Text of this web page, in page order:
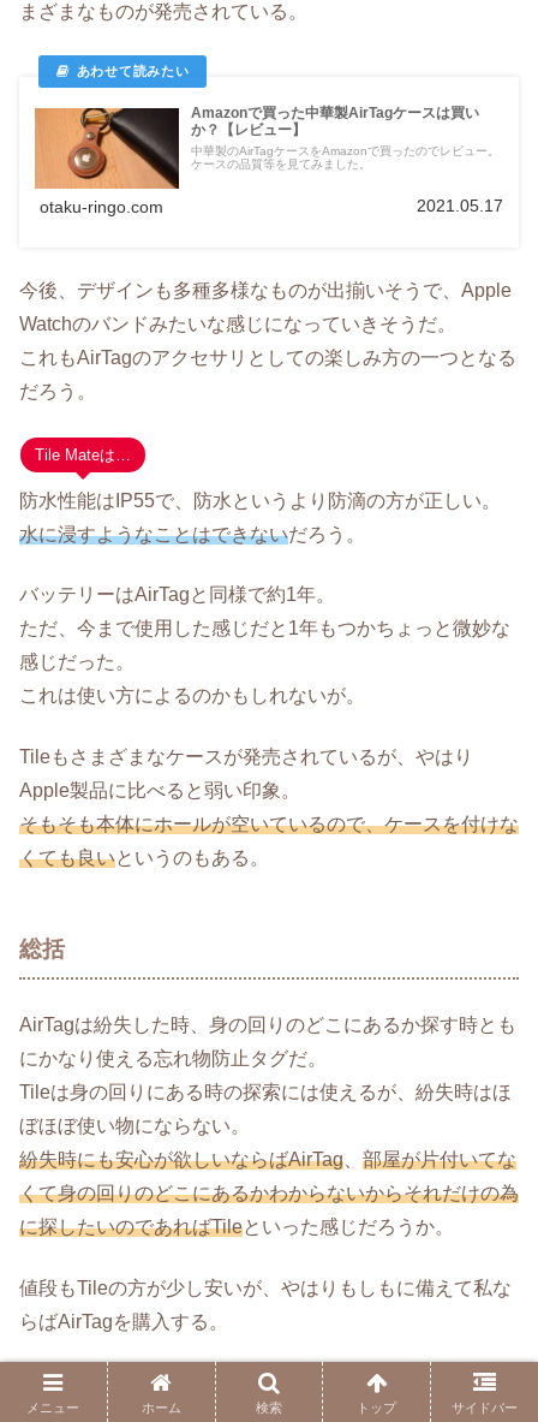
まざまなものが発売されている。
Amazonで買った中華製AirTagケースは買い
か？【レビュー】
中華製のAirTagケースをAmazonで買ったのでレビュー。
ケースの品質等を見てみました。
otaku-ringo.com 2021.05.17
今後、デザインも多種多様なものが出揃いそうで、Apple
Watchのバンドみたいな感じになっていきそうだ。
これもAirTagのアクセサリとしての楽しみ方の一つとなる
だろう。
Tile Mateは…
防水性能はIP55で、防水というより防滴の方が正しい。
水に浸すようなことはできないだろう。
バッテリーはAirTagと同様で約1年。
ただ、今まで使用した感じだと1年もつかちょっと微妙な
感じだった。
これは使い方によるのかもしれないが。
Tileもさまざまなケースが発売されているが、やはり
Apple製品に比べると弱い印象。
そもそも本体にホールが空いているので、ケースを付けな
くても良いというのもある。
総括
AirTagは紛失した時、身の回りのどこにあるか探す時とも
にかなり使える忘れ物防止タグだ。
Tileは身の回りにある時の探索には使えるが、紛失時はほ
ぼほぼ使い物にならない。
紛失時にも安心が欲しいならばAirTag
部屋が片付いてな
くて身の回りのどこにあるかわからないからそれだけの為
に探したいのであればTileといった感じだろうか。
値段もTileの方が少し安いが、やはりもしもに備えて私な
らばAirTagを購入する。
今までありがとうTile。
メニュー ホーム 検索 トップ サイドバー